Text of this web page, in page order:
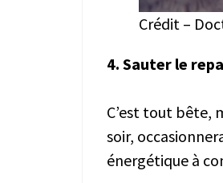
Crédit –
4. Sauter le
C’est tout bête,
soir,
énergétique à